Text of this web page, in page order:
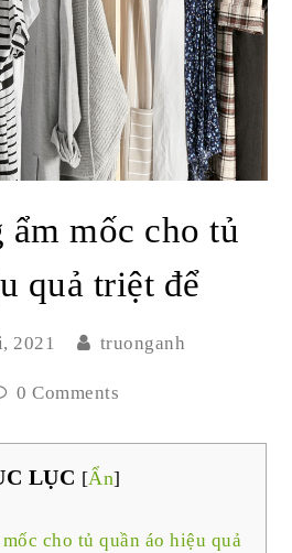
ẩm mốc cho tủ
quả triệt để
2021 truonganh
0 Comments
LỤC [Ẩn]
cho tủ quần áo hiệu quả